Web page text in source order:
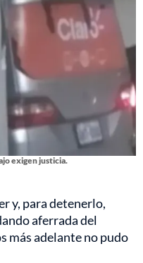
exigen justicia.
y, para detenerlo,
aferrada del
más adelante no pudo